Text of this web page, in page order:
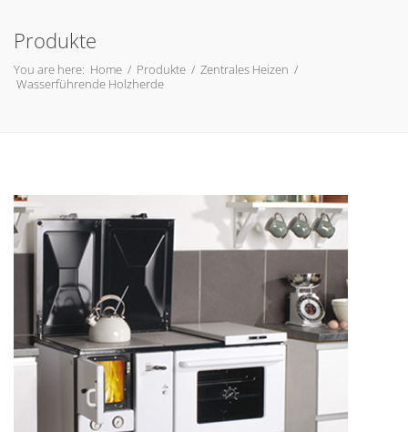
Produkte
You are here: Home / Produkte / Zentrales Heizen /
Wasserführende Holzherde